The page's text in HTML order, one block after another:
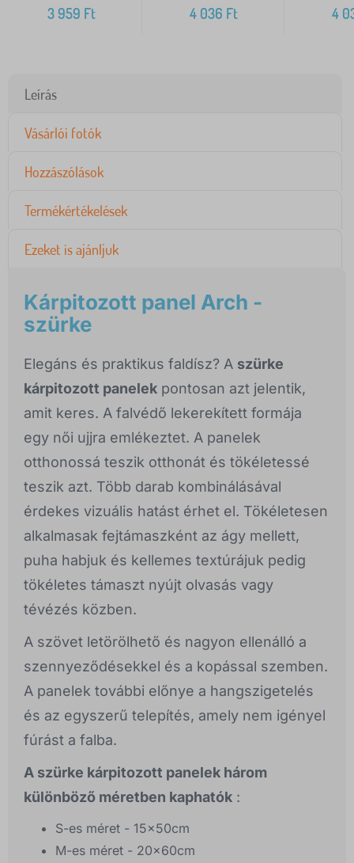
3 959 Ft 4 036 Ft 4
Leírás
Vásárlói fotók
Hozzászólások
Termékértékelések
Ezeket is ajánljuk
Kárpitozott panel Arch -
szürke
Elegáns és praktikus faldísz? A szürke
kárpitozott panelek pontosan azt jelentik,
amit keres. A falvédő lekerekített formája
egy női ujjra emlékeztet. A panelek
otthonossá teszik otthonát és tökéletessé
teszik azt. Több darab kombinálásával
érdekes vizuális hatást érhet el. Tökéletesen
alkalmasak fejtámaszként az ágy mellett,
puha habjuk és kellemes textúrájuk pedig
tökéletes támaszt nyújt olvasás vagy
tévézés közben.
A szövet letörölhető és nagyon ellenálló a
szennyeződésekkel és a kopással szemben.
A panelek további előnye a hangszigetelés
és az egyszerű telepítés, amely nem igényel
fúrást a falba.
A szürke kárpitozott panelek három
különböző méretben kaphatók :
S-es méret - 15x50cm
M-es méret - 20x60cm